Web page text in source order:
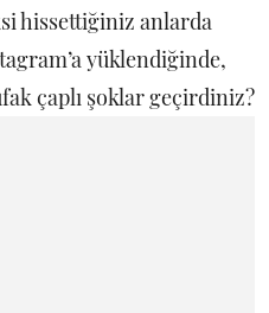
hissettiğiniz anlarda
yüklendiğinde,
çaplı şoklar geçirdiniz?